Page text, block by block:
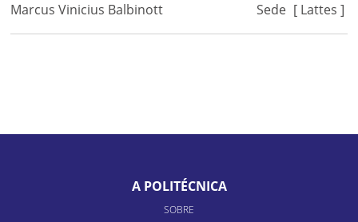
Marcus Vinicius Balbinott Sede [ Lattes ]
A POLITÉCNICA
SOBRE